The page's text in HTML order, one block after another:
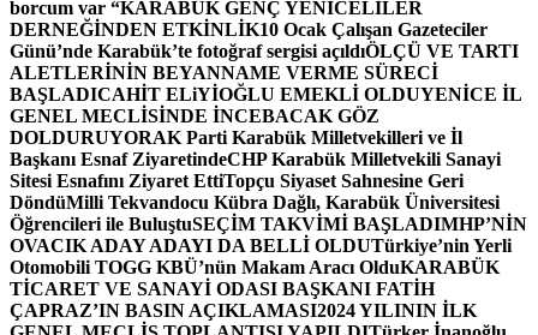
borcum var “KARABÜK GENÇ YENİCELİLER
DERNEĞİNDEN ETKİNLİK10 Ocak Çalışan Gazeteciler
Günü’nde Karabük’te fotoğraf sergisi açıldıÖLÇÜ VE TARTI
ALETLERİNİN BEYANNAME VERME SÜRECİ
BAŞLADICAHİT ELiYİOĞLU EMEKLİ OLDUYENİCE İL
GENEL MECLİSİNDE İNCEBACAK GÖZ
DOLDURUYORAK Parti Karabük Milletvekilleri ve İl
Başkanı Esnaf ZiyaretindeCHP Karabük Milletvekili Sanayi
Sitesi Esnafını Ziyaret EttiTopçu Siyaset Sahnesine Geri
DöndüMilli Tekvandocu Kübra Dağlı, Karabük Üniversitesi
Öğrencileri ile BuluştuSEÇİM TAKVİMİ BAŞLADIMHP’NİN
OVACIK ADAY ADAYI DA BELLİ OLDUTürkiye’nin Yerli
Otomobili TOGG KBÜ’nün Makam Aracı OlduKARABÜK
TİCARET VE SANAYİ ODASI BAŞKANI FATİH
ÇAPRAZ’IN BASIN AÇIKLAMASI2024 YILININ İLK